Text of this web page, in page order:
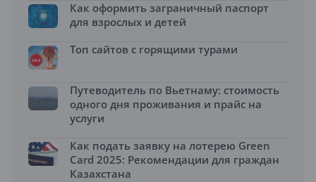
Как оформить заграничный паспорт
для взрослых и детей
Топ сайтов с горящими турами
Путеводитель по Вьетнаму: стоимость
одного дня проживания и прайс на
услуги
Как подать заявку на лотерею Green
Card 2025: Рекомендации для граждан
Казахстана